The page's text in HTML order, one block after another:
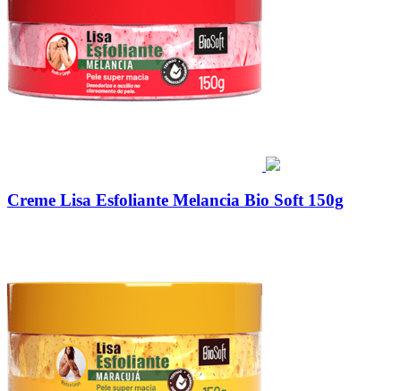
Creme Lisa Esfoliante Melancia Bio Soft 150g